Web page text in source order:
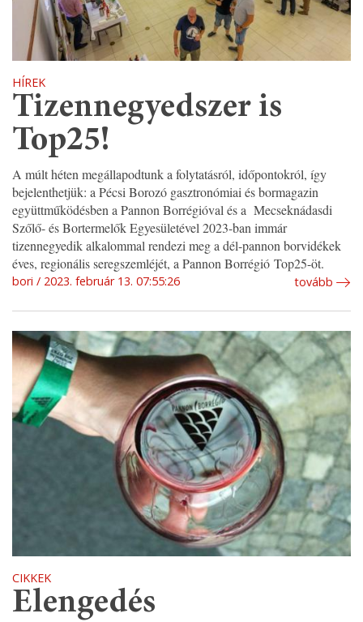
HÍREK
Tizennegyedszer is
Top25!
A múlt héten megállapodtunk a folytatásról, időpontokról, így
bejelenthetjük: a Pécsi Borozó gasztronómiai és bormagazin
együttműködésben a Pannon Borrégióval és a Mecseknádasdi
Szőlő- és Bortermelők Egyesületével 2023-ban immár
tizennegyedik alkalommal rendezi meg a dél-pannon borvidékek
éves, regionális seregszemléjét, a Pannon Borrégió Top25-öt.
bori 2023. február 13. 07:55:26 tovább
CIKKEK
Elengedés